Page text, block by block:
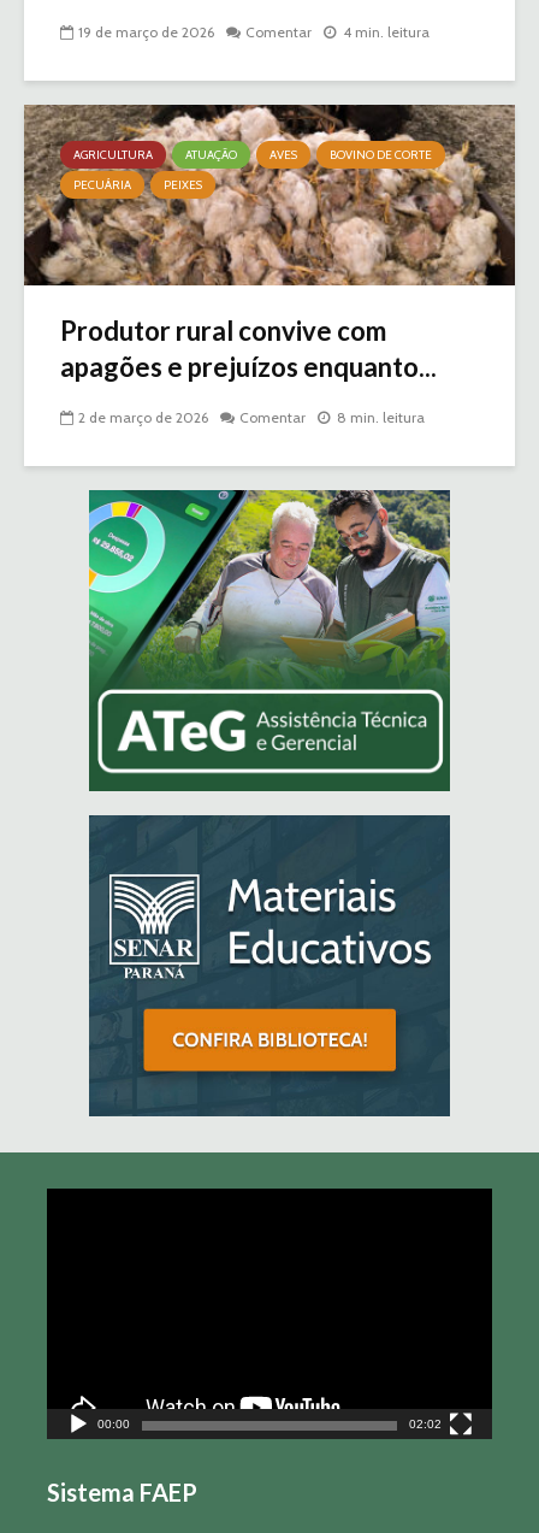
19 de março de 2026 Comentar 4 min. leitura
AGRICULTURA ATUAÇÃO AVES
BOVINO DE CORTE
PECUÁRIA
PEIXES
Produtor rural convive com
apagões e prejuízos enquanto...
2 de março de 2026 Comentar 8 min. leitura
00:00 02:02
Sistema FAEP